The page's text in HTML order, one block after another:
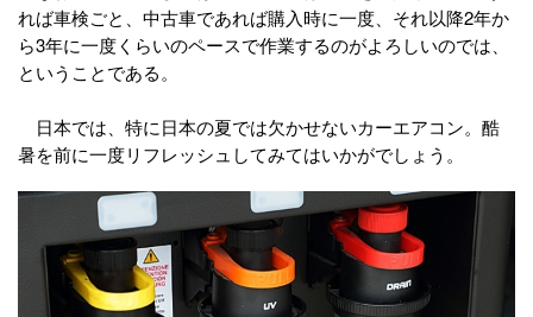
れば車検ごと、中古車であれば購入時に一度、それ以降2年か
ら3年に一度くらいのペースで作業するのがよろしいのでは、
ということである。
日本では、特に日本の夏では欠かせないカーエアコン。酷
暑を前に一度リフレッシュしてみてはいかがでしょう。